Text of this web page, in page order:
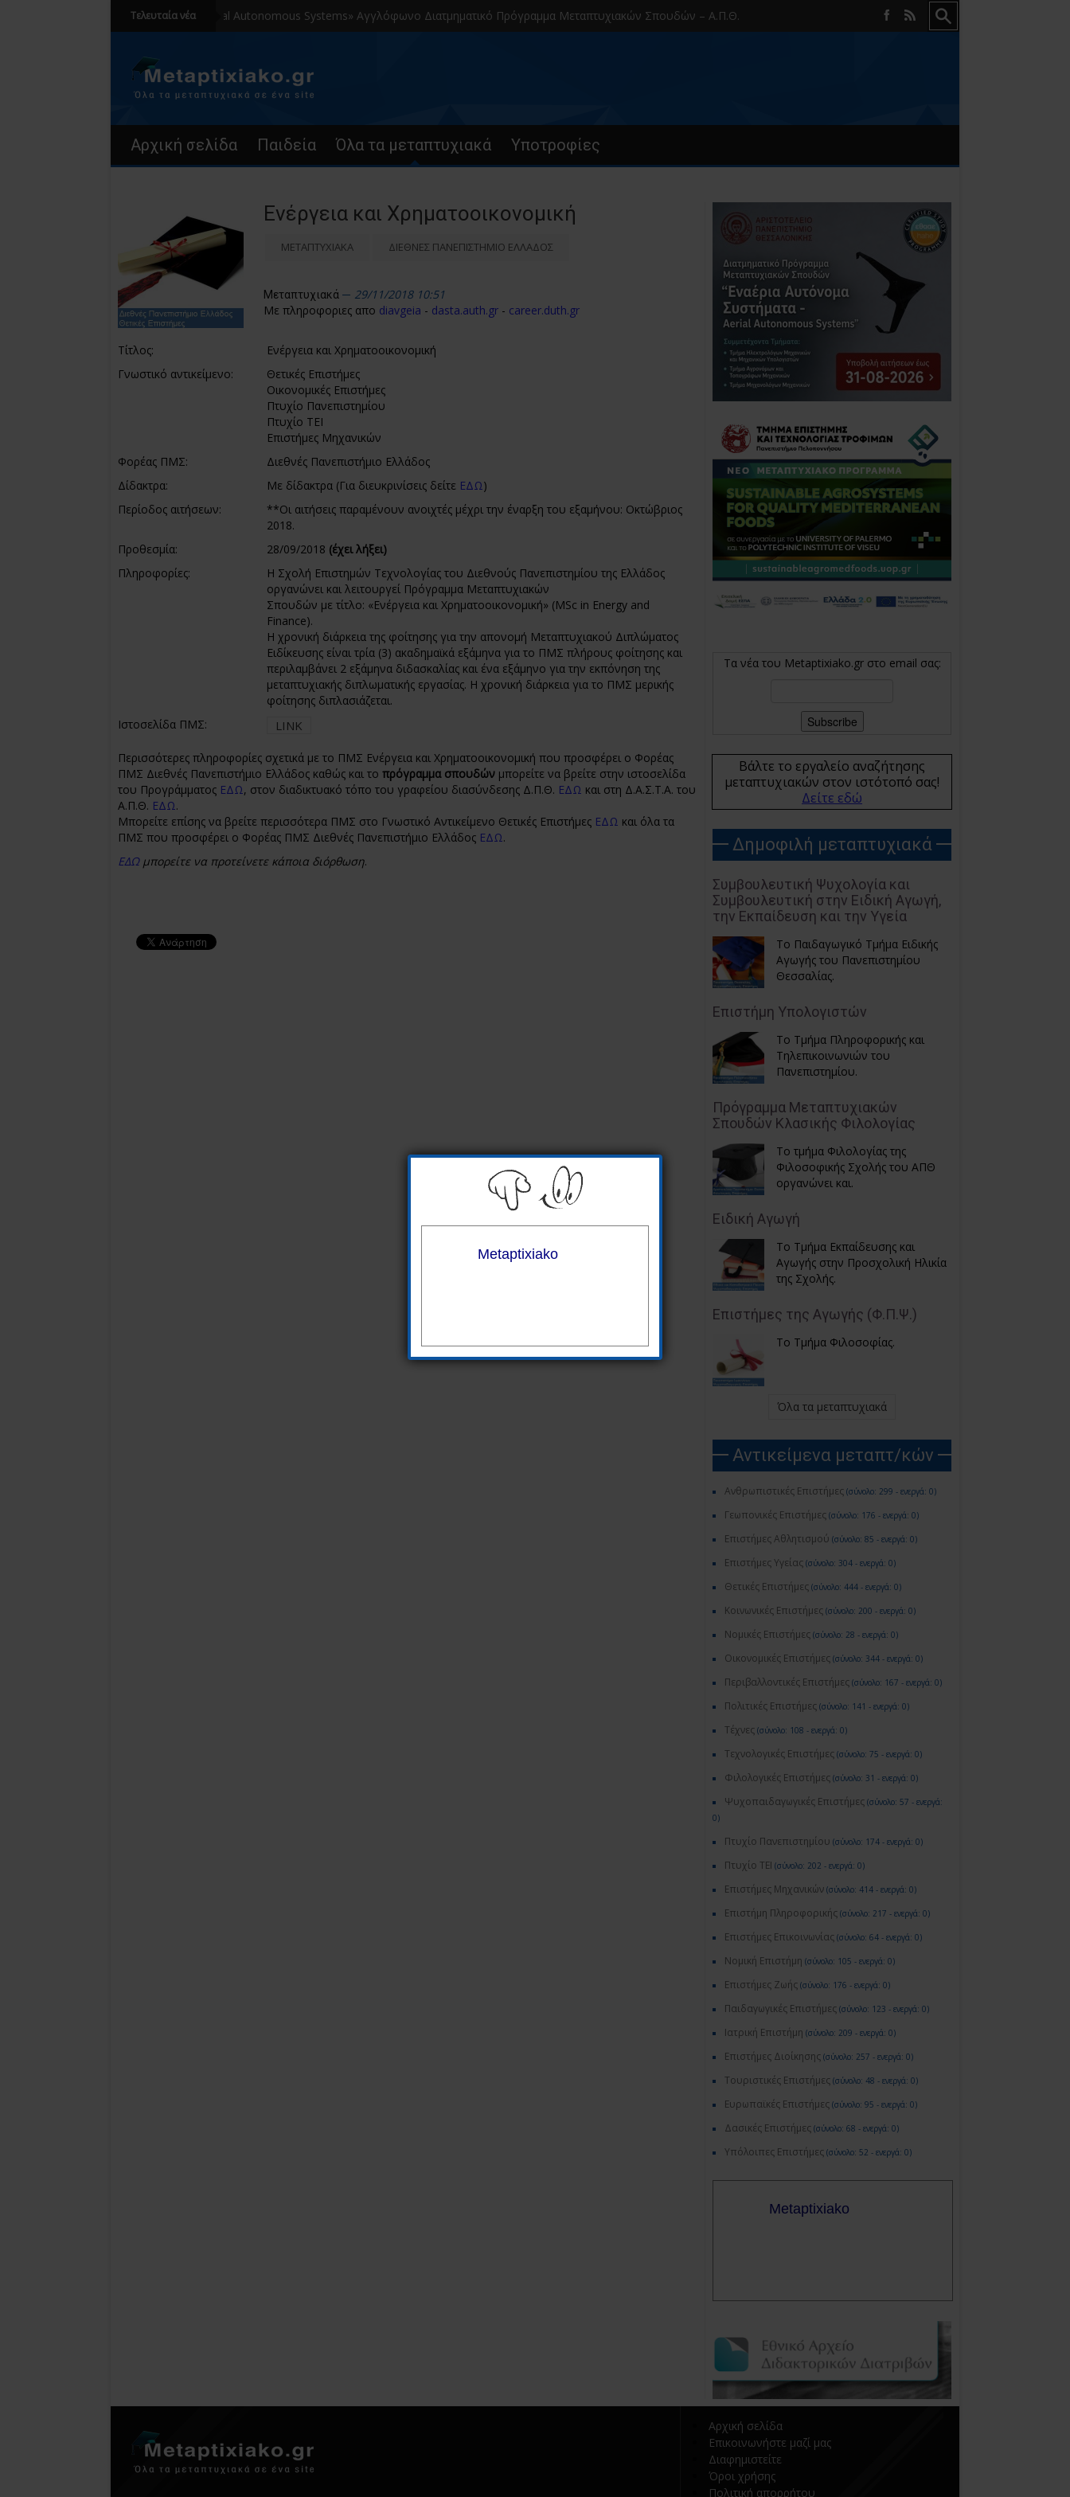
Τελευταία νέα
«Aerial Autonomous Systems» Αγγλόφωνο Διατμηματικό Πρόγραμμα Μεταπτυχιακών Σπουδών – Α.Π.Θ.
Αρχική σελίδα Παιδεία Όλα τα μεταπτυχιακά Υποτροφίες
Ενέργεια και Χρηματοοικονομική
ΜΕΤΑΠΤΥΧΙΑΚΑ ΔΙΕΘΝΕΣ ΠΑΝΕΠΙΣΤΗΜΙΟ ΕΛΛΑΔΟΣ
Μεταπτυχιακά
29/11/2018 10:51
Με πληροφοριες απο diavgeia - dasta.auth.gr - career.duth.gr
Τίτλος:
Ενέργεια και Χρηματοοικονομική
Γνωστικό αντικείμενο:
Θετικές Επιστήμες
Οικονομικές Επιστήμες
Πτυχίο Πανεπιστημίου
Πτυχίο ΤΕΙ
Επιστήμες Μηχανικών
Φορέας ΠΜΣ:
Διεθνές Πανεπιστήμιο Ελλάδος
Δίδακτρα:
Με δίδακτρα (Για διευκρινίσεις δείτε ΕΔΩ)
Περίοδος αιτήσεων:
**Οι αιτήσεις παραμένουν ανοιχτές μέχρι την έναρξη του εξαμήνου: Οκτώβριος
2018.
Προθεσμία:
28/09/2018 (έχει λήξει)
Πληροφορίες:
Η Σχολή Επιστημών Τεχνολογίας του Διεθνούς Πανεπιστημίου της Ελλάδος
οργανώνει και λειτουργεί Πρόγραμμα Μεταπτυχιακών
Σπουδών με τίτλο: «Ενέργεια και Χρηματοοικονομική» (ΜSc in Energy and
Finance).
Η χρονική διάρκεια της φοίτησης για την απονομή Μεταπτυχιακού Διπλώματος
Ειδίκευσης είναι τρία (3) ακαδημαϊκά εξάμηνα για το ΠΜΣ πλήρους φοίτησης και
περιλαμβάνει 2 εξάμηνα διδασκαλίας και ένα εξάμηνο για την εκπόνηση της
μεταπτυχιακής διπλωματικής εργασίας. Η χρονική διάρκεια για το ΠΜΣ μερικής
φοίτησης διπλασιάζεται.
Ιστοσελίδα ΠΜΣ:
LINK
Περισσότερες πληροφορίες σχετικά με το ΠΜΣ Ενέργεια και Χρηματοοικονομική που προσφέρει ο Φορέας
ΠΜΣ Διεθνές Πανεπιστήμιο Ελλάδος καθώς και το πρόγραμμα σπουδών μπορείτε να βρείτε στην ιστοσελίδα
του Προγράμματος ΕΔΩ, στον διαδικτυακό τόπο του γραφείου διασύνδεσης Δ.Π.Θ. ΕΔΩ και στη Δ.Α.Σ.Τ.Α. του
Α.Π.Θ. ΕΔΩ.
Μπορείτε επίσης να βρείτε περισσότερα ΠΜΣ στο Γνωστικό Αντικείμενο Θετικές Επιστήμες ΕΔΩ και όλα τα
ΠΜΣ που προσφέρει ο Φορέας ΠΜΣ Διεθνές Πανεπιστήμιο Ελλάδος ΕΔΩ.
ΕΔΩμπορείτε να προτείνετε κάποια διόρθωση.
Τα νέα του Metaptixiako.gr στο email σας:
Βάλτε το εργαλείο αναζήτησης
μεταπτυχιακών στον ιστότοπό σας!
Δείτε εδώ
Δημοφιλή μεταπτυχιακά
Συμβουλευτική Ψυχολογία και
Συμβουλευτική στην Ειδική Αγωγή,
την Εκπαίδευση και την Υγεία
Το Παιδαγωγικό Τμήμα Ειδικής
Αγωγής του Πανεπιστημίου
Θεσσαλίας.
Επιστήμη Υπολογιστών
Το Τμήμα Πληροφορικής και
Τηλεπικοινωνιών του
Πανεπιστημίου.
Πρόγραμμα Μεταπτυχιακών
Σπουδών Κλασικής Φιλολογίας
Το τμήμα Φιλολογίας της
Φιλοσοφικής Σχολής του ΑΠΘ
οργανώνει και.
Ειδική Αγωγή
Το Τμήμα Εκπαίδευσης και
Αγωγής στην Προσχολική Ηλικία
της Σχολής.
Επιστήμες της Αγωγής (Φ.Π.Ψ.)
Το Τμήμα Φιλοσοφίας.
Όλα τα μεταπτυχιακά
Αντικείμενα μεταπτ/κών
Ανθρωπιστικές Επιστήμες (σύνολο: 299 - ενεργά: 0)
Γεωπονικές Επιστήμες (σύνολο: 176 - ενεργά: 0)
Επιστήμες Αθλητισμού (σύνολο: 85 - ενεργά: 0)
Επιστήμες Υγείας (σύνολο: 304 - ενεργά: 0)
Θετικές Επιστήμες (σύνολο: 444 - ενεργά: 0)
Κοινωνικές Επιστήμες (σύνολο: 200 - ενεργά: 0)
Νομικές Επιστήμες (σύνολο: 28 - ενεργά: 0)
Οικονομικές Επιστήμες (σύνολο: 344 - ενεργά: 0)
Περιβαλλοντικές Επιστήμες (σύνολο: 167 - ενεργά: 0)
Πολιτικές Επιστήμες (σύνολο: 141 - ενεργά: 0)
Τέχνες (σύνολο: 108 - ενεργά: 0)
Τεχνολογικές Επιστήμες (σύνολο: 75 - ενεργά: 0)
Φιλολογικές Επιστήμες (σύνολο: 31 - ενεργά: 0)
Ψυχοπαιδαγωγικές Επιστήμες (σύνολο: 57 - ενεργά:
0)
Πτυχίο Πανεπιστημίου (σύνολο: 174 - ενεργά: 0)
Πτυχίο ΤΕΙ (σύνολο: 202 - ενεργά: 0)
Επιστήμες Μηχανικών (σύνολο: 414 - ενεργά: 0)
Επιστήμη Πληροφορικής (σύνολο: 217 - ενεργά: 0)
Επιστήμες Επικοινωνίας (σύνολο: 64 - ενεργά: 0)
Νομική Επιστήμη (σύνολο: 105 - ενεργά: 0)
Επιστήμες Ζωής (σύνολο: 176 - ενεργά: 0)
Παιδαγωγικές Επιστήμες (σύνολο: 123 - ενεργά: 0)
Ιατρική Επιστήμη (σύνολο: 209 - ενεργά: 0)
Επιστήμες Διοίκησης (σύνολο: 257 - ενεργά: 0)
Τουριστικές Επιστήμες (σύνολο: 48 - ενεργά: 0)
Ευρωπαϊκές Επιστήμες (σύνολο: 95 - ενεργά: 0)
Δασικές Επιστήμες (σύνολο: 68 - ενεργά: 0)
Υπόλοιπες Επιστήμες (σύνολο: 52 - ενεργά: 0)
Αρχική σελίδα
Επικοινωνήστε μαζί μας
Διαφημιστείτε
Όροι χρήσης
Πολιτική απορρήτου